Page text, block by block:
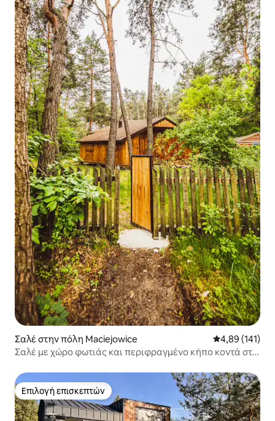
Σαλέ στην πόλη Maciejowice Μέση
4,89 (141)
Σαλέ με χώρο φωτιάς και περιφραγμένο κήπο κοντά στα
Επιλογή επισκεπτών
Επιλογή επισκεπτών